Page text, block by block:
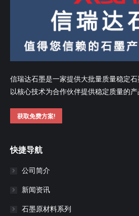
信瑞达石墨是一家提供大批量质量稳定
以核心技术为合作伙伴提供稳定质量的产
获取免费方案!
快捷导航
公司简介
新闻资讯
石墨原材料系列